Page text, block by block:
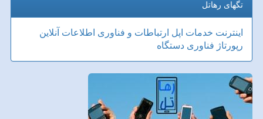
تگهای رهاتل
اینترنت خدمات اپل ارتباطات و فناوری اطلاعات آنلاین
رپورتاژ فناوری دستگاه